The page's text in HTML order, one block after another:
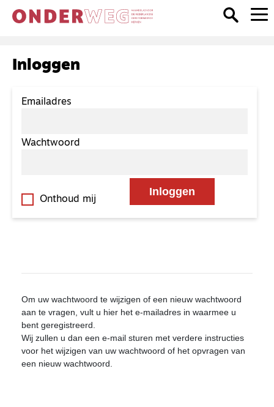
Inloggen
Emailadres
Wachtwoord
Onthoud mij